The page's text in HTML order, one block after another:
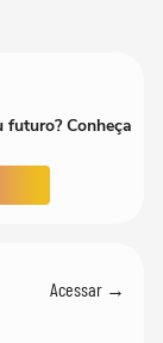
Conheça
Acessar →